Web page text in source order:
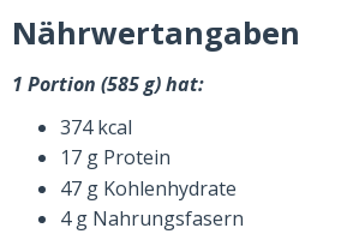
Nährwertangaben
1 Portion (585 g) hat:
374 kcal
17 g Protein
47 g Kohlenhydrate
4 g Nahrungsfasern